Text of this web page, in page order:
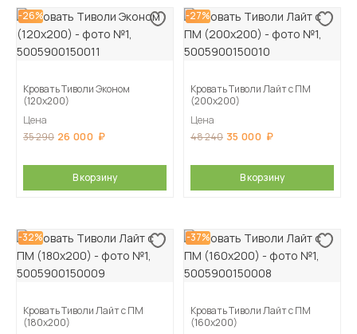
-26%
Кровать Тиволи Эконом
(120х200)
Цена
35 290 26 000
В корзину
-27%
Кровать Тиволи Лайт с ПМ
(200х200)
Цена
48 240 35 000
В корзину
-32%
Кровать Тиволи Лайт с ПМ
(180х200)
-37%
Кровать Тиволи Лайт с ПМ
(160х200)